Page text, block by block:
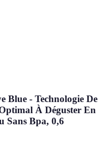
Blue - Technologie De
À Déguster En
Sans Bpa, 0,6